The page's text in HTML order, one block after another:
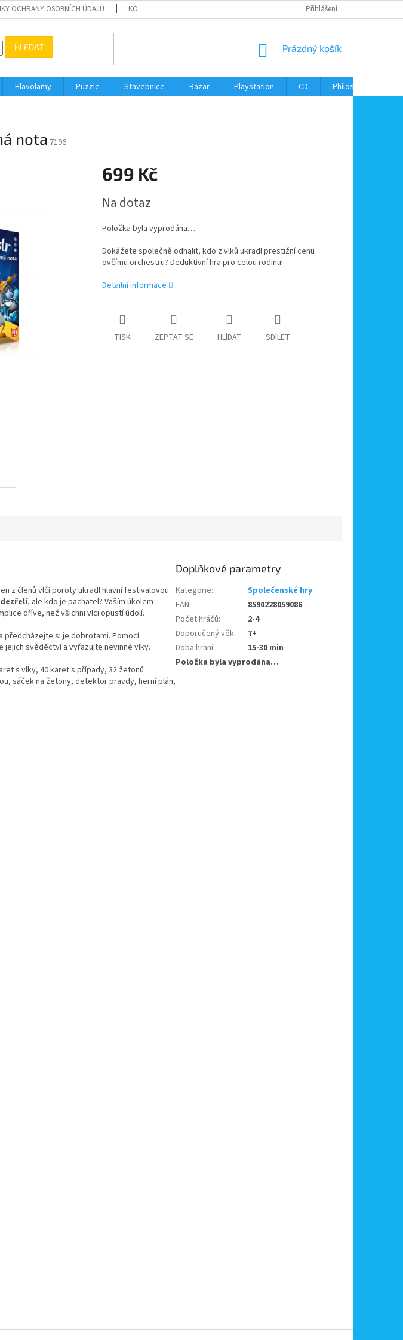
OCHRANY OSOBNÍCH ÚDAJŮ KONTAKTY Přihlášení
HLEDAT
NÁKUPNÍ
Prázdný košík
Hlavolamy Puzzle Stavebnice Bazar Playstation CD Philos
nota 7196
699 Kč
cena:
Na dotaz
Položka byla vyprodána…
Dokážete společně odhalit, kdo z vlků ukradl prestižní cenu
ovčímu orchestru? Deduktivní hra pro celou rodinu!
Detailní informace
TISK ZEPTAT SE HLÍDAT SDÍLET
z členů vlčí poroty ukradl hlavní festivalovou
, ale kdo je pachatel? Vaším úkolem
dříve, než všichni vlci opustí údolí.
předcházejte si je dobrotami. Pomocí
jejich svěděctví a vyřazujte nevinné vlky.
s vlky, 40 karet s případy, 32 žetonů
sáček na žetony, detektor pravdy, herní plán,
Doplňkové parametry
Kategorie:
Společenské hry
EAN:
8590228059086
Počet hráčů:
2-4
Doporučený věk:
7+
Doba hraní:
15-30 min
Položka byla vyprodána…